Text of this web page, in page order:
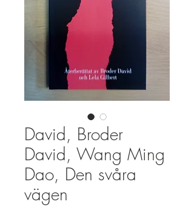
David, Broder
David, Wang Ming
Dao, Den svåra
vägen